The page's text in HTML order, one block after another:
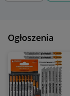
Ogłoszenia